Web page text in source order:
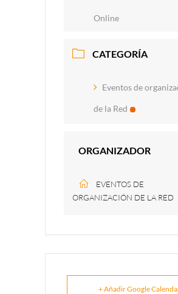
Online
CATEGORÍA
Eventos de
de la Red
ORGANIZADOR
EVENTOS DE
ORGANIZACIÓN DE LA RED
+ Añadir Google